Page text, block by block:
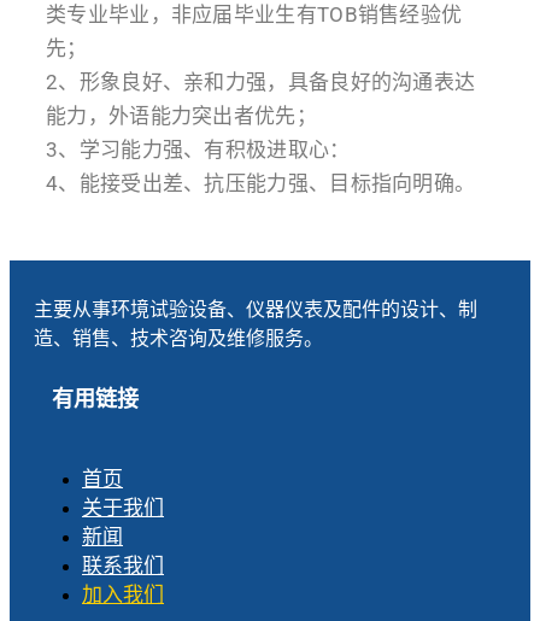
类专业毕业，非应届毕业生有TOB销售经验优
先；
2、形象良好、亲和力强，具备良好的沟通表达
能力，外语能力突出者优先；
3、学习能力强、有积极进取心：
4、能接受出差、抗压能力强、目标指向明确。
主要从事环境试验设备、仪器仪表及配件的设计、制
造、销售、技术咨询及维修服务。
有用链接
首页
关于我们
新闻
联系我们
加入我们